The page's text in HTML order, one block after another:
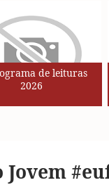
de leituras
2026
Jovem